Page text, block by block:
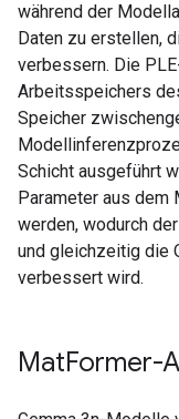
während der
Daten zu erstellen,
verbessern. Die
Arbeitsspeichers
Speicher
Schicht ausgeführt
Parameter aus
werden, wodurch
und gleichzeitig die
verbessert wird.
MatFormer-